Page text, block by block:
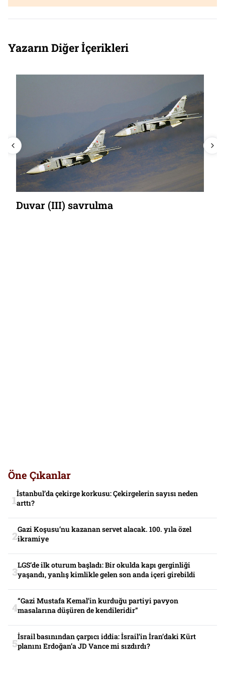
Yazarın Diğer İçerikleri
Duvar (III) savrulma
Öne Çıkanlar
İstanbul’da çekirge korkusu: Çekirgelerin sayısı neden
arttı?
Gazi Koşusu’nu kazanan servet alacak. 100. yıla özel
ikramiye
LGS’de ilk oturum başladı: Bir okulda kapı gerginliği
yaşandı, yanlış kimlikle gelen son anda içeri girebildi
“Gazi Mustafa Kemal’in kurduğu partiyi pavyon
masalarına düşüren de kendileridir”
İsrail basınından çarpıcı iddia: İsrail’in İran’daki Kürt
planını Erdoğan’a JD Vance mi sızdırdı?